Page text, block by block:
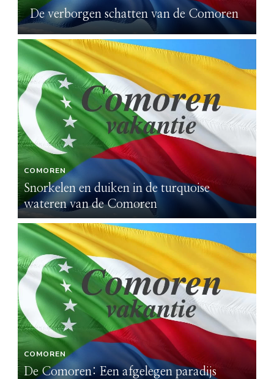
De verborgen schatten van de Comoren
COMOREN
Snorkelen en duiken in de turquoise
wateren van de Comoren
COMOREN
De Comoren: Een afgelegen paradijs